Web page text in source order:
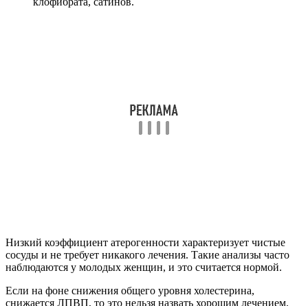
Низкий коэффициент атерогенности характеризует чистые
сосуды и не требует никакого лечения. Такие анализы часто
наблюдаются у молодых женщин, и это считается нормой.
Если на фоне снижения общего уровня холестерина,
снижается ЛПВП, то это нельзя назвать хорошим лечением.